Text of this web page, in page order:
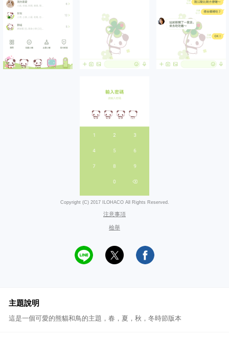
Copyright (C) 2017 ILOHACO All Rights Reserved.
注意事項
檢舉
主題說明
這是一個可愛的熊貓和鳥的主題，春，夏，秋，冬時節版本